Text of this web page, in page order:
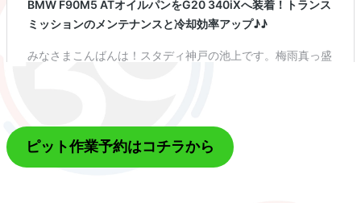
ピット作業予約はコチラから